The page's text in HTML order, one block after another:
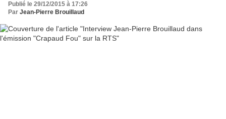
Publié le 29/12/2015 à 17:26
Par Jean-Pierre Brouillaud